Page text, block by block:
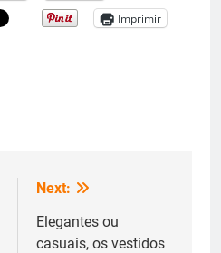
Imprimir
Next:
Elegantes ou
casuais, os vestidos